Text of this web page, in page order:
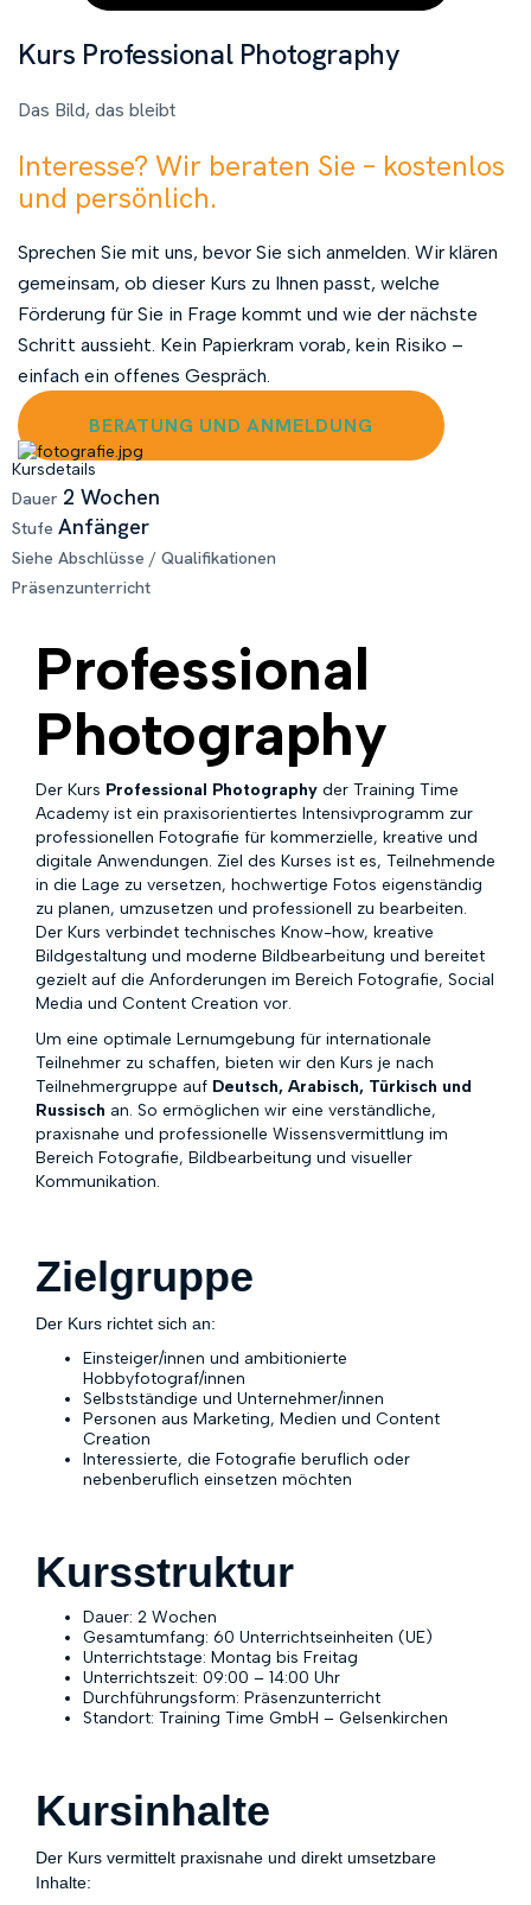
Kurs Professional Photography
Das Bild, das bleibt
Interesse? Wir beraten Sie – kostenlos
und persönlich.
Sprechen Sie mit uns, bevor Sie sich anmelden. Wir klären
gemeinsam, ob dieser Kurs zu Ihnen passt, welche
Förderung für Sie in Frage kommt und wie der nächste
Schritt aussieht. Kein Papierkram vorab, kein Risiko –
einfach ein offenes Gespräch.
BERATUNG UND ANMELDUNG
Kursdetails
Dauer 2 Wochen
Stufe Anfänger
Siehe Abschlüsse / Qualifikationen
Präsenzunterricht
Professional
Photography
Der Kurs Professional Photography der Training Time
Academy ist ein praxisorientiertes Intensivprogramm zur
professionellen Fotografie für kommerzielle, kreative und
digitale Anwendungen. Ziel des Kurses ist es, Teilnehmende
in die Lage zu versetzen, hochwertige Fotos eigenständig
zu planen, umzusetzen und professionell zu bearbeiten.
Der Kurs verbindet technisches Know-how, kreative
Bildgestaltung und moderne Bildbearbeitung und bereitet
gezielt auf die Anforderungen im Bereich Fotografie, Social
Media und Content Creation vor.
Um eine optimale Lernumgebung für internationale
Teilnehmer zu schaffen, bieten wir den Kurs je nach
Teilnehmergruppe auf Deutsch, Arabisch, Türkisch und
Russisch an. So ermöglichen wir eine verständliche,
praxisnahe und professionelle Wissensvermittlung im
Bereich Fotografie, Bildbearbeitung und visueller
Kommunikation.
Zielgruppe
Der Kurs richtet sich an:
Einsteiger/innen und ambitionierte
Hobbyfotograf/innen
Selbstständige und Unternehmer/innen
Personen aus Marketing, Medien und Content
Creation
Interessierte, die Fotografie beruflich oder
nebenberuflich einsetzen möchten
Kursstruktur
Dauer: 2 Wochen
Gesamtumfang: 60 Unterrichtseinheiten (UE)
Unterrichtstage: Montag bis Freitag
Unterrichtszeit: 09:00 – 14:00 Uhr
Durchführungsform: Präsenzunterricht
Standort: Training Time GmbH – Gelsenkirchen
Kursinhalte
Der Kurs vermittelt praxisnahe und direkt umsetzbare
Inhalte: